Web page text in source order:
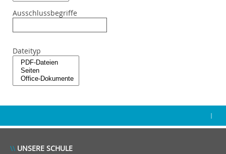
Ausschlussbegriffe
Dateityp
|
UNSERE SCHULE